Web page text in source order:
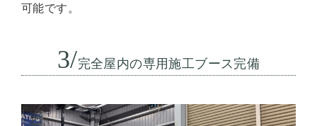
可能です。
3/完全屋内の専用施工ブース完備